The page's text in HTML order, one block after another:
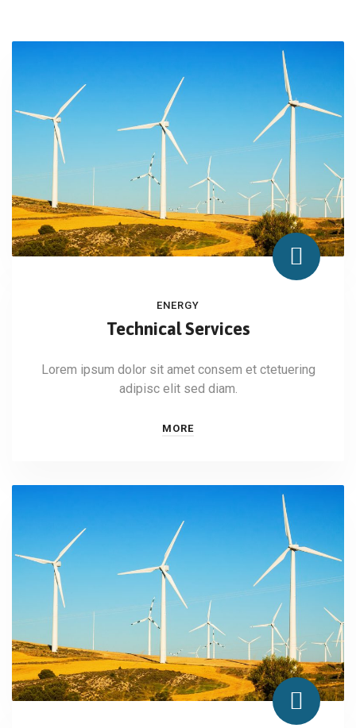
ENERGY
Technical Services
Lorem ipsum dolor sit amet consem et ctetuering
adipisc elit sed diam.
MORE